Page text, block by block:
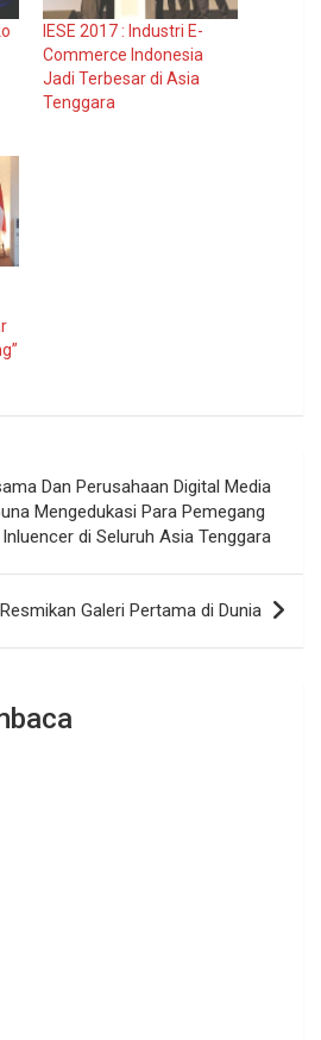
IESE 2017 : Industri E-
Commerce Indonesia
Jadi Terbesar di Asia
Tenggara
Dan Perusahaan Digital Media
Mengedukasi Para Pemegang
di Seluruh Asia Tenggara
Galeri Pertama di Dunia